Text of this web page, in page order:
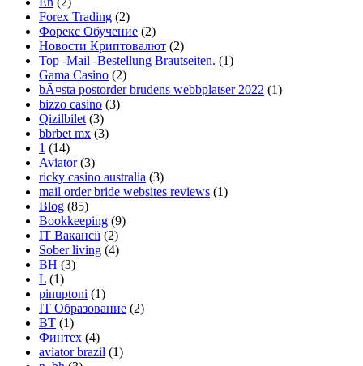
Forex Trading (2)
Форекс Обучение (2)
Новости Криптовалют (2)
Top -Mail -Bestellung Brautseiten. (1)
Gama Casino (2)
bÃ¤sta postorder brudens webbplatser 2022 (1)
bizzo casino (3)
Qizilbilet (3)
bbrbet mx (3)
1 (14)
Aviator(3)
ricky casino australia (3)
mail order bride websites reviews (1)
Blog (85)
Bookkeeping (9)
IT Вакансії(2)
Sober living (4)
BH (3)
L (1)
pinuptoni (1)
IT Образование (2)
BT (1)
Финтех (4)
aviator brazil (1)